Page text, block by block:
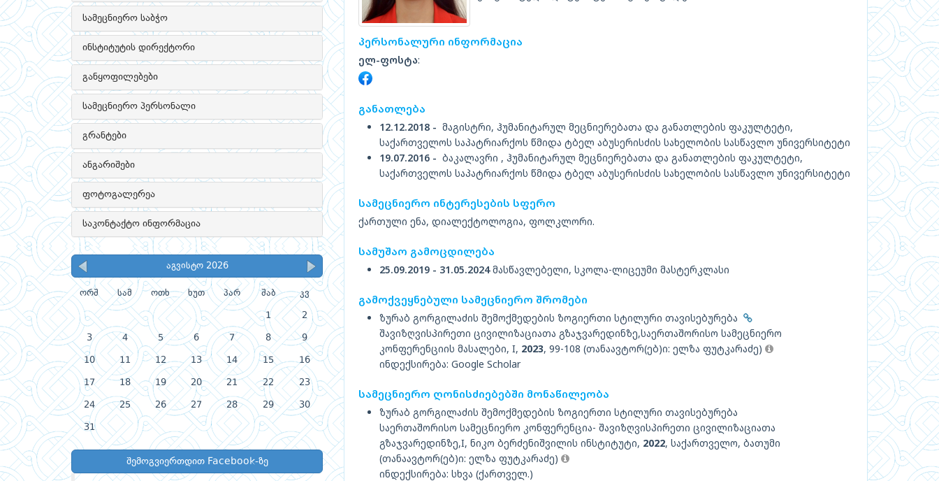
სამეცნიერო საბჭო
ინსტიტუტის დირექტორი
განყოფილებები
სამეცნიერო პერსონალი
გრანტები
ანგარიშები
ფოტოგალერეა
საკონტაქტო ინფორმაცია
აგვისტო 2026
ორშ სამ ოთხ ხუთ პარ შაბ კვ
1 2
3 4 5 6 7 8 9
10 11 12 13 14 15 16
17 18 19 20 21 22 23
24 25 26 27 28 29 30
31
შემოგვიერთდით Facebook-ზე
პერსონალური ინფორმაცია
ელ-ფოსტა:
განათლება
12.12.2018 - მაგისტრი, ჰუმანიტარულ მეცნიერებათა და განათლების ფაკულტეტი,
საქართველოს საპატრიარქოს წმიდა ტბელ აბუსერისძის სახელობის სასწავლო უნივერსიტეტი
19.07.2016 - ბაკალავრი , ჰუმანიტარულ მეცნიერებათა და განათლების ფაკულტეტი,
საქართველოს საპატრიარქოს წმიდა ტბელ აბუსერისძის სახელობის სასწავლო უნივერსიტეტი
სამეცნიერო ინტერესების სფერო
ქართული ენა, დიალექტოლოგია, ფოლკლორი.
სამუშაო გამოცდილება
25.09.2019 - 31.05.2024მასწავლებელი, სკოლა-ლიცეუმი მასტერკლასი
გამოქვეყნებული სამეცნიერო შრომები
ზურაბ გორგილაძის შემოქმედების ზოგიერთი სტილური თავისებურება
შავიზღვისპირეთი ცივილიზაციათა გზაჯვარედინზე,საერთაშორისო სამეცნიერო
კონფერენციის მასალები, I, 2023, 99-108 (თანაავტორ(ებ)ი: ელზა ფუტკარაძე)
ინდექსირება: Google Scholar
სამეცნიერო ღონისძიებებში მონაწილეობა
ზურაბ გორგილაძის შემოქმედების ზოგიერთი სტილური თავისებურება
საერთაშორისო სამეცნიერო კონფერენცია- შავიზღვისპირეთი ცივილიზაციათა
გზაჯვარედინზე,I, ნიკო ბერძენიშვილის ინსტიტუტი, 2022, საქართველო, ბათუმი
(თანაავტორ(ებ)ი: ელზა ფუტკარაძე)
ინდექსირება: სხვა (ქართველ.)